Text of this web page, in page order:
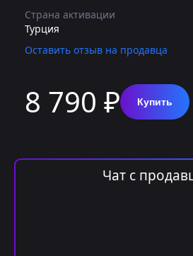
Страна активации
Турция
Оставить отзыв на продавца
8 790 ₽ Купить
Чат с